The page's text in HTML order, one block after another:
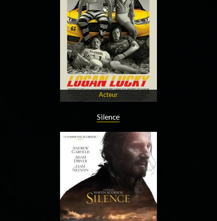
Acteur
Silence